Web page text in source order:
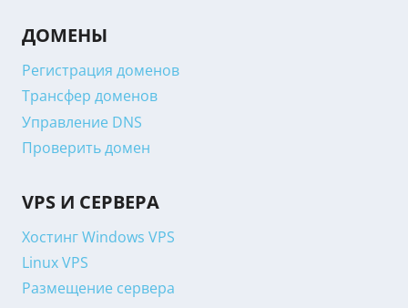
ДОМЕНЫ
Регистрация доменов
Трансфер доменов
Управление DNS
Проверить домен
VPS И СЕРВЕРА
Хостинг Windows VPS
Linux VPS
Размещение сервера